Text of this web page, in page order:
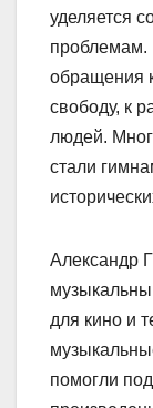
уделяется
проблемам.
обращения
свободу, к
людей.
стали
Александр
для кино и
помогли